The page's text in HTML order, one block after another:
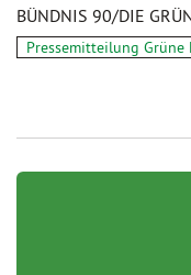
BÜNDNIS 90/DIE
Pressemitteilung Grüne